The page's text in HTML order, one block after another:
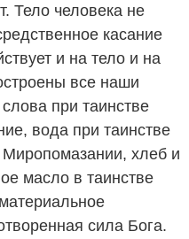
Тело человека не
касание
и на тело и на
все наши
при таинстве
вода при таинстве
хлеб и
масло в таинстве
сила Бога.